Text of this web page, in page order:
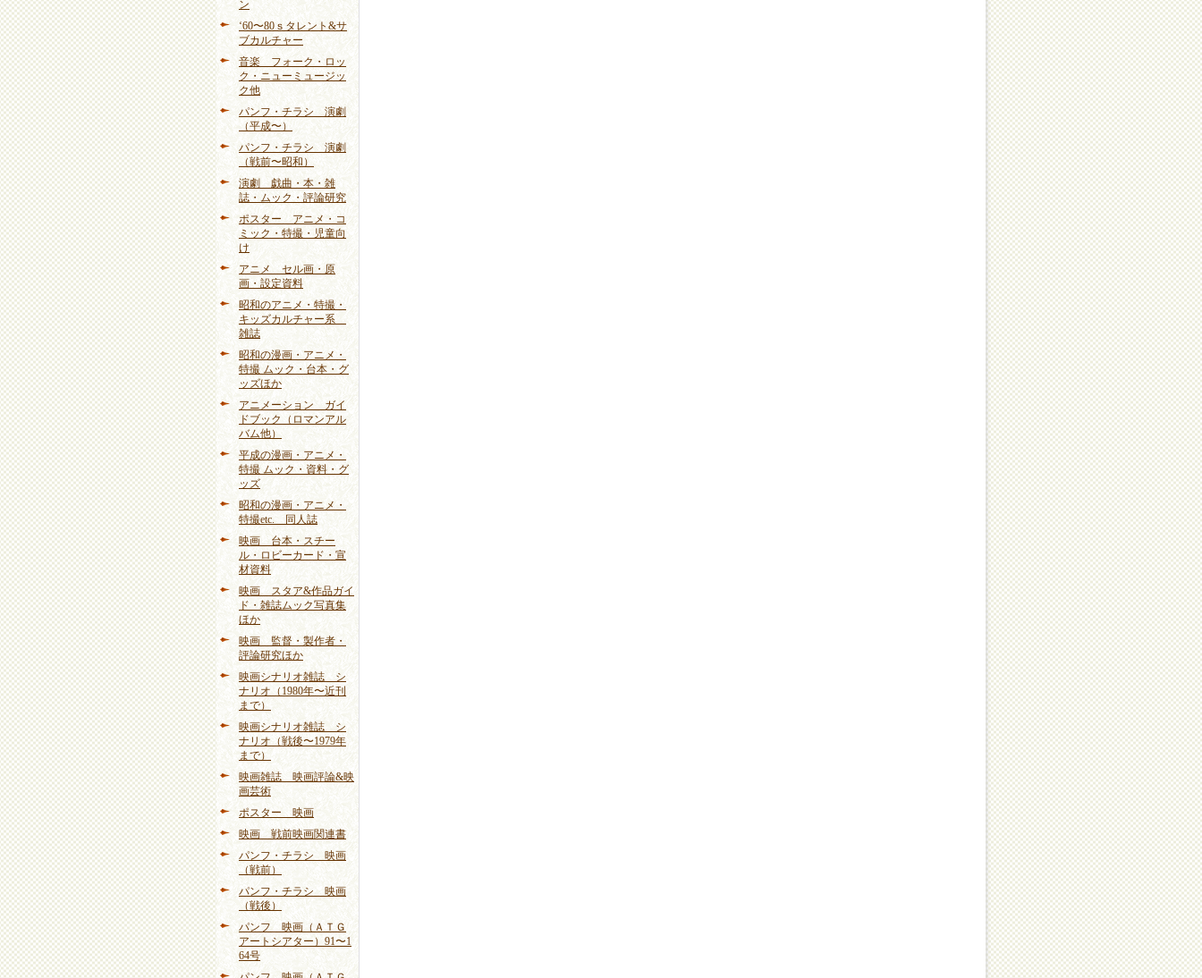
ン
‘60〜80ｓタレント&サ
ブカルチャー
音楽 フォーク・ロッ
ク・ニューミュージッ
ク他
パンフ・チラシ 演劇
（平成〜）
パンフ・チラシ 演劇
（戦前〜昭和）
演劇 戯曲・本・雑
誌・ムック・評論研究
ポスター アニメ・コ
ミック・特撮・児童向
け
アニメ セル画・原
画・設定資料
昭和のアニメ・特撮・
キッズカルチャー系
雑誌
昭和の漫画・アニメ・
特撮 ムック・台本・グ
ッズほか
アニメーション ガイ
ドブック（ロマンアル
バム他）
平成の漫画・アニメ・
特撮 ムック・資料・グ
ッズ
昭和の漫画・アニメ・
特撮etc. 同人誌
映画 台本・スチー
ル・ロビーカード・宣
材資料
映画 スタア&作品ガイ
ド・雑誌ムック写真集
ほか
映画 監督・製作者・
評論研究ほか
映画シナリオ雑誌 シ
ナリオ（1980年〜近刊
まで）
映画シナリオ雑誌 シ
ナリオ（戦後〜1979年
まで）
映画雑誌 映画評論&映
画芸術
ポスター 映画
映画 戦前映画関連書
パンフ・チラシ 映画
（戦前）
パンフ・チラシ 映画
（戦後）
パンフ 映画（ＡＴＧ
アートシアター）91〜1
64号